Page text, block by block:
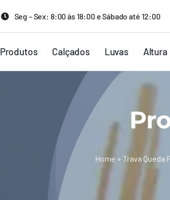
Seg – Sex: 8:00 às 18:00 e Sábado até 12:00
Produtos Calçados Luvas Altura
Home » Trava Queda